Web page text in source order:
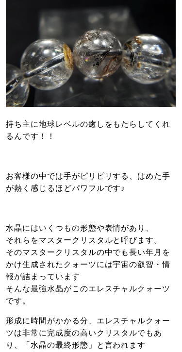
持ち主に地球レベルの癒しをもたらしてくれ
るんです！！
お客様の中では手がピリピリする、はめた手
が熱く感じるほどパワフルです♪
水晶にはいくつもの形態や表情があり、
それらをマスタークリスタルと呼びます。
そのマスタークリスタルの中でも長い年月を
かけ生成されたクォーツには宇宙の叡智・情
報が詰まっています
そんな最強水晶がこのエレスチャルクォーツ
です。
形成に時間がかかる分、エレスチャルクォー
ツは非常に完成度の高いクリスタルでもあ
り、「水晶の最終形態」と言われます